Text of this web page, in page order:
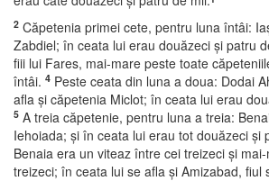
2 Căpetenia primei cete, pentru luna întâi:
Zabdiel; în ceata lui erau douăzeci şi patru
fiii lui Fares, mai-mare peste toate
întâi. 4 Peste ceata din luna a doua: Dodai
afla şi căpetenia Miclot; în ceata lui erau
5 A treia căpetenie, pentru luna a treia:
Iehoiada; şi în ceata lui erau tot douăzeci şi
Benaia era un viteaz între cei treizeci şi
treizeci; în ceata lui se afla şi Amizabad, fiul